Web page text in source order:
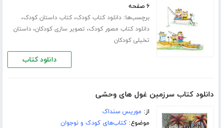
۶ صفحه
برچسب‌ها:دانلود کتاب کودک،کتاب داستان کودک،
دانلود کتاب مصور کودک، تصویر سازی کودکان،داستان
تخیلی کودکان
دانلود کتاب
دانلود کتاب سرزمین غول های وحشی
از: موریس سنداک
موضوع:کتاب‌های کودک و نوجوان